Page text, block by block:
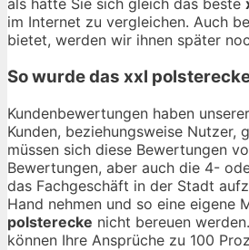
als hätte Sie sich gleich das beste
im Internet zu vergleichen. Auch
bietet, werden wir ihnen später
So wurde das xxl
Kundenbewertungen haben
Kunden, beziehungsweise
müssen sich diese Bewertungen
Bewertungen, aber auch die 4-
das Fachgeschäft in der Stadt
Hand nehmen und so eine eigene
polsterecke nicht bereuen
können Ihre Ansprüche zu 100